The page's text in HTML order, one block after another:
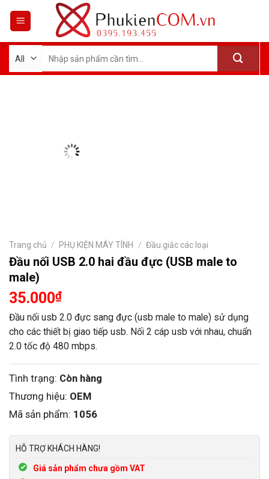
kiếm:
Trang chủ / PHỤ KIỆN MÁY TÍNH / Đầu giắc các loại
Đầu nối USB 2.0 hai đầu đực (USB male to
male)
35.000₫
Đầu nối usb 2.0 đực sang đực (usb male to male) sử dụng
cho các thiết bị giao tiếp usb. Nối 2 cáp usb với nhau, chuẩn
2.0 tốc độ 480 mbps.
Tình trạng: Còn hàng
Thương hiệu: OEM
Mã sản phẩm: 1056
HỖ TRỢ KHÁCH HÀNG!
Giá sản phẩm chưa gồm VAT